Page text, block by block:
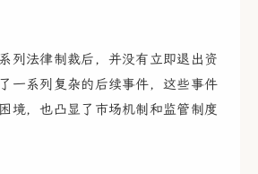
列法律制裁后，并没有立即退出资
一系列复杂的后续事件，这些事件
境，也凸显了市场机制和监管制度